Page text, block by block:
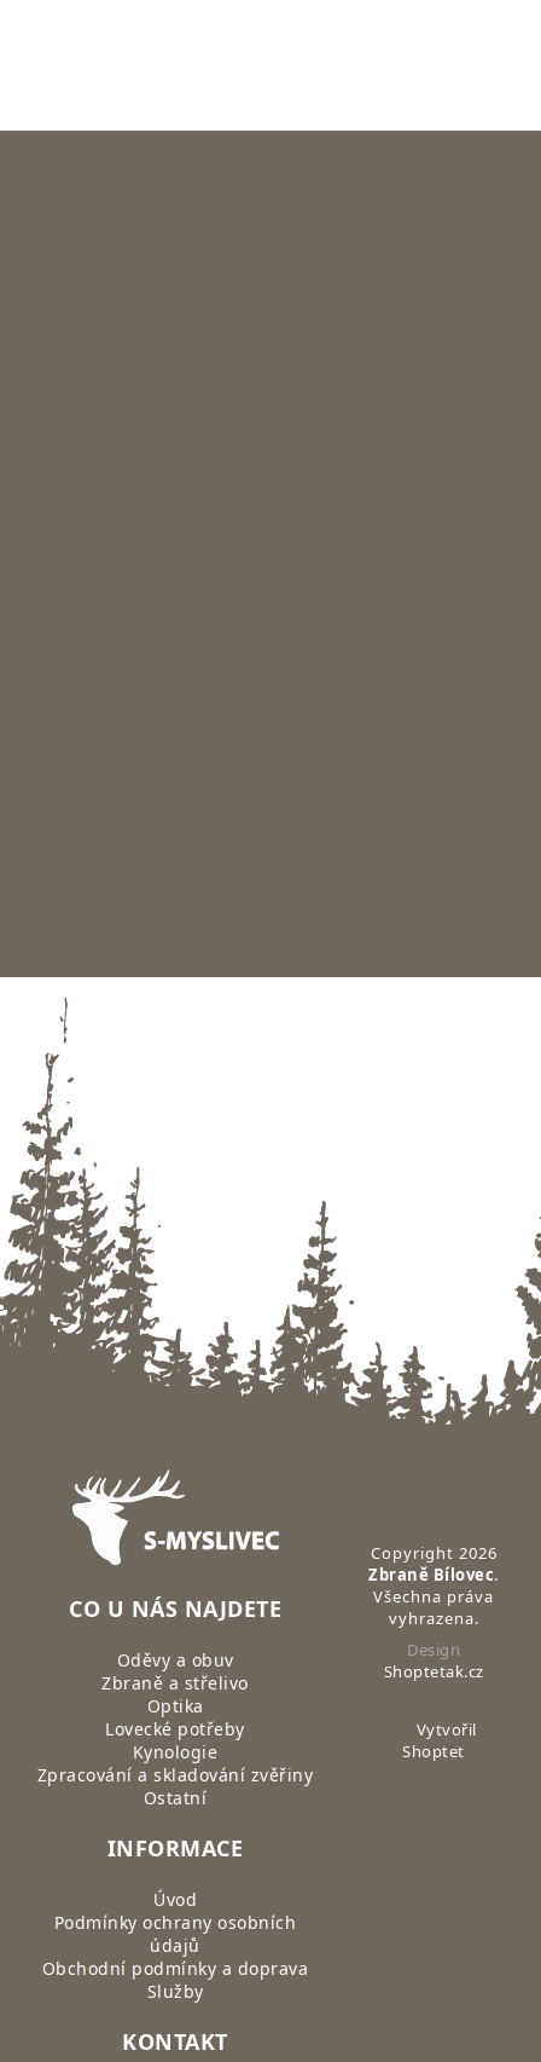
Zápatí
CO U NÁS NAJDETE
Oděvy a obuv
Zbraně a střelivo
Optika
Lovecké potřeby
Kynologie
Zpracování a skladování zvěřiny
Ostatní
INFORMACE
Úvod
Podmínky ochrany osobních
údajů
Obchodní podmínky a doprava
Služby
KONTAKT
Copyright 2026
Zbraně Bílovec.
Všechna práva
vyhrazena.
Design
Shoptetak.cz
Vytvořil
Shoptet